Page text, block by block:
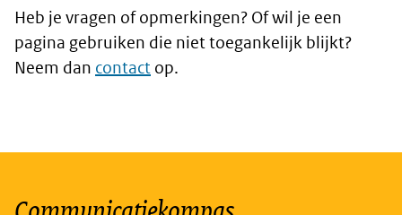
Heb je vragen of opmerkingen? Of wil je een
pagina gebruiken die niet toegankelijk blijkt?
Neem dan contact op.